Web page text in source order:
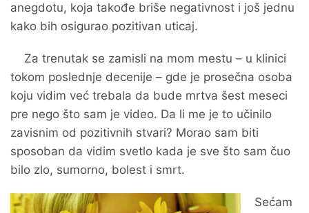
anegdotu, koja takođe briše negativnost i još jednu
kako bih osigurao pozitivan uticaj.
Za trenutak se zamisli na mom mestu – u klinici
tokom poslednje decenije – gde je prosečna osoba
koju vidim već trebala da bude mrtva šest meseci
pre nego što sam je video. Da li me je to učinilo
zavisnim od pozitivnih stvari? Morao sam biti
sposoban da vidim svetlo kada je sve što sam čuo
bilo zlo, sumorno, bolest i smrt.
Sećam